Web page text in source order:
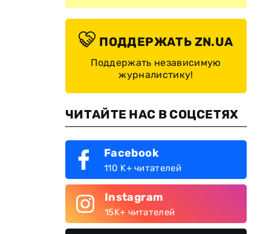
ПОДДЕРЖАТЬ ZN.UA
Поддержать независимую
журналистику!
ЧИТАЙТЕ НАС В СОЦСЕТЯХ
Facebook
110 K+ читателей
Instagram
15K+ читателей